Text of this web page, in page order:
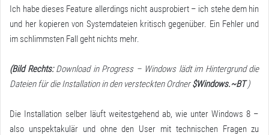
Ich habe dieses Feature allerdings nicht ausprobiert – ich stehe dem hin
und her kopieren von Systemdateien kritisch gegenüber. Ein Fehler und
im schlimmsten Fall geht nichts mehr.
(Bild Rechts:Download in Progress – Windows lädt im Hintergrund die
Dateien für die Installation in den versteckten Ordner$Windows.~BT)
Die Installation selber läuft weitestgehend ab, wie unter Windows 8 –
also unspektakulär und ohne den User mit technischen Fragen zu